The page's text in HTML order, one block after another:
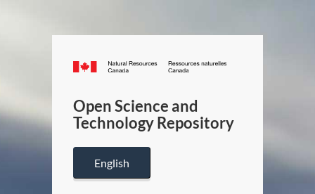
Canada.ca
/
Canada
Open Science and
Technology Repository
English